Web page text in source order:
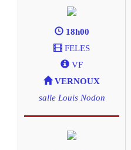
18h00
FELES
VF
VERNOUX
salle Louis Nodon